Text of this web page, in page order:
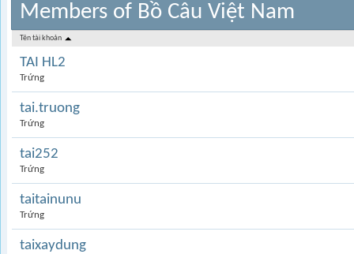
Members of Bồ Câu Việt Nam
Tên tài khoản
TAI HL2
Trứng
tai.truong
Trứng
tai252
Trứng
taitainunu
Trứng
taixaydung